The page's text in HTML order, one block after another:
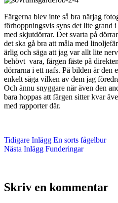
Färgerna blev inte så bra närjag
förhoppningsvis syns det lite grand
med skjutdörrar. Det svarta på
det ska gå bra att måla med
ärlig och säga att jag var allt lite
behövt vara, färgen fäste på
dörrarna i ett nafs. På bilden är den
enkelt säga vilken av dem jag
Och ännu snyggare när även den
bara hoppas att färgen sitter kvar
med rapporter där.
Tidigare Inlägg En sorts fågelbur
Nästa Inlägg Funderingar
Skriv en kommentar